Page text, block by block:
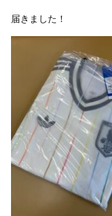
届きました！